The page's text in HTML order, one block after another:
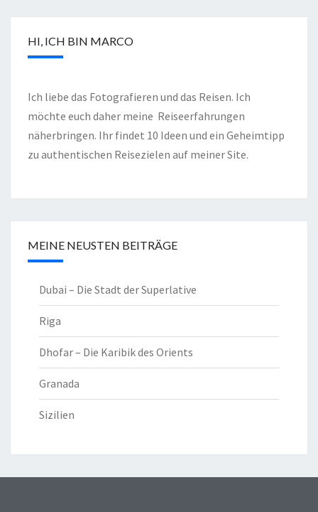
HI, ICH BIN MARCO
Ich liebe das Fotografieren und das Reisen. Ich
möchte euch daher meine Reiseerfahrungen
näherbringen. Ihr findet 10 Ideen und ein Geheimtipp
zu authentischen Reisezielen auf meiner Site.
MEINE NEUSTEN BEITRÄGE
Dubai – Die Stadt der Superlative
Riga
Dhofar – Die Karibik des Orients
Granada
Sizilien